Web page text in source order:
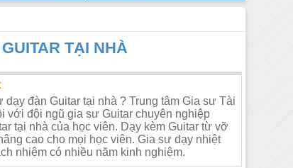
TẠI NHÀ
dạy đàn Guitar tại nhà ? Trung tâm Gia sư Tài
với đội ngũ gia sư Guitar chuyên nghiệp
tại nhà của học viên. Dạy kèm Guitar từ vỡ
cao cho mọi học viên. Gia sư dạy nhiệt
nhiệm có nhiều năm kinh nghiệm.